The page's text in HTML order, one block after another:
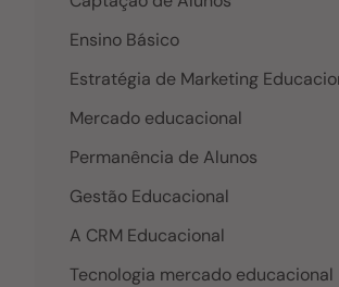
estes dois setores. O setor de
Ensino Básico
Estratégia de Marketing
Mercado educacional
Permanência de Alunos
Gestão Educacional
A CRM Educacional
Tecnologia mercado educacional